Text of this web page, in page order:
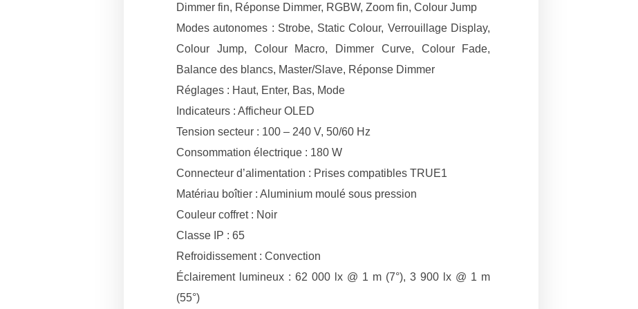
Dimmer fin, Réponse Dimmer, RGBW, Zoom fin, Colour Jump
Modes autonomes : Strobe, Static Colour, Verrouillage Display,
Colour Jump, Colour Macro, Dimmer Curve, Colour Fade,
Balance des blancs, Master/Slave, Réponse Dimmer
Réglages : Haut, Enter, Bas, Mode
Indicateurs : Afficheur OLED
Tension secteur : 100 – 240 V, 50/60 Hz
Consommation électrique : 180 W
Connecteur d’alimentation : Prises compatibles TRUE1
Matériau boîtier : Aluminium moulé sous pression
Couleur coffret : Noir
Classe IP : 65
Refroidissement : Convection
Éclairement lumineux : 62 000 lx @ 1 m (7°), 3 900 lx @ 1 m
(55°)